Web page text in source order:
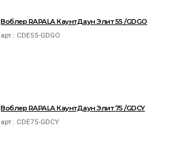
Воблер RAPALA КаунтДаун Элит 55 /GDGO
арт.: CDE55-GDGO
Воблер RAPALA КаунтДаун Элит 75 /GDCY
арт.: CDE75-GDCY